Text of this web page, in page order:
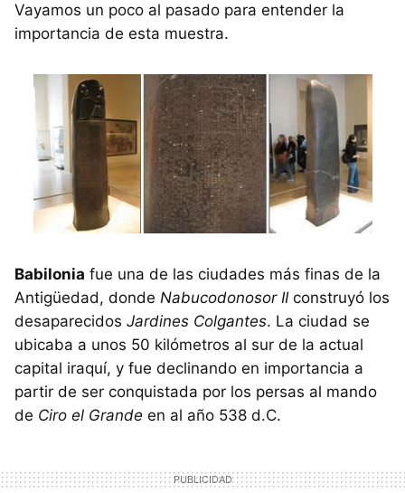
Vayamos un poco al pasado para entender la
importancia de esta muestra.
Babilonia fue una de las ciudades más finas de la
Antigüedad, donde Nabucodonosor IIconstruyó los
desaparecidos Jardines Colgantes. La ciudad se
ubicaba a unos 50 kilómetros al sur de la actual
capital iraquí, y fue declinando en importancia a
partir de ser conquistada por los persas al mando
de Ciro el Grande en al año 538 d.C.